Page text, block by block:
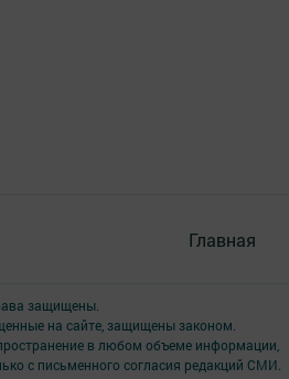
Главная
защищены.
на сайте, защищены законом.
в любом объеме информации,
с письменного согласия редакций СМИ.